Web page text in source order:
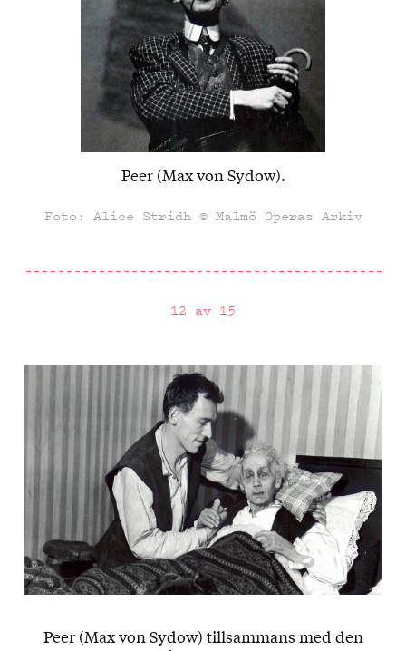
Peer (Max von Sydow).
Foto: Alice Stridh © Malmö Operas Arkiv
12 av 15
Peer (Max von Sydow) tillsammans med den